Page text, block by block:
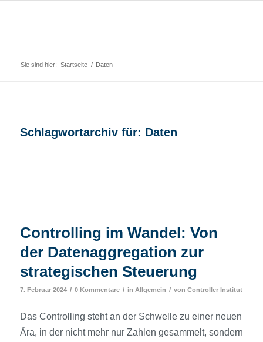
Sie sind hier: Startseite / Daten
Schlagwortarchiv für: Daten
Controlling im Wandel: Von
der Datenaggregation zur
strategischen Steuerung
7. Februar 2024 / 0 Kommentare / in Allgemein / von Controller Institut
Das Controlling steht an der Schwelle zu einer neuen
Ära, in der nicht mehr nur Zahlen gesammelt, sondern